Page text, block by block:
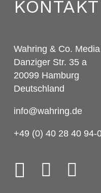
KONTAKT
Wahring & Co.
Danziger Str. 35 a
20099 Hamburg
Deutschland
info@wahring.de
+49 (0) 40 28 40 94-